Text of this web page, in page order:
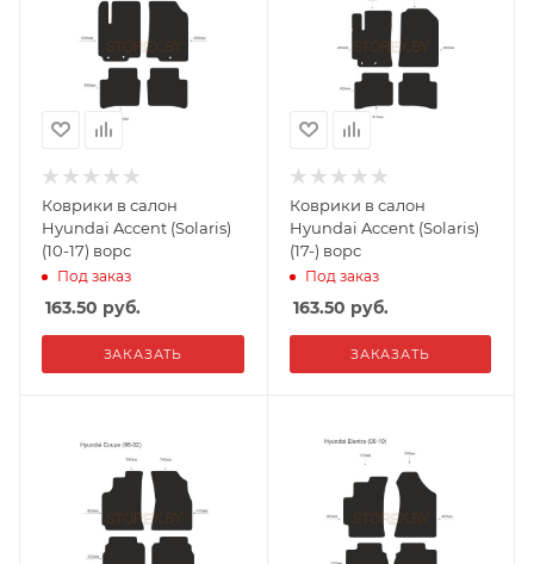
Коврики в салон
Hyundai Accent (Solaris)
(10-17) ворс
Под заказ
163.50 руб.
ЗАКАЗАТЬ
Коврики в салон
Hyundai Accent (Solaris)
(17-) ворс
Под заказ
163.50 руб.
ЗАКАЗАТЬ